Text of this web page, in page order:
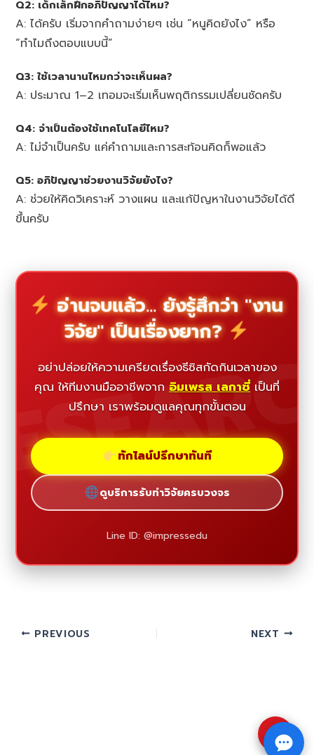
Q2: เด็กเล็กฝึกอภิปัญญาได้ไหม?
A: ได้ครับ เริ่มจากคำถามง่ายๆ เช่น “หนูคิดยังไง” หรือ
“ทำไมถึงตอบแบบนี้”
Q3: ใช้เวลานานไหมกว่าจะเห็นผล?
A: ประมาณ 1–2 เทอมจะเริ่มเห็นพฤติกรรมเปลี่ยนชัดครับ
Q4: จำเป็นต้องใช้เทคโนโลยีไหม?
A: ไม่จำเป็นครับ แค่คำถามและการสะท้อนคิดก็พอแล้ว
Q5: อภิปัญญาช่วยงานวิจัยยังไง?
A: ช่วยให้คิดวิเคราะห์ วางแผน และแก้ปัญหาในงานวิจัยได้ดี
ขึ้นครับ
อ่านจบแล้ว... ยังรู้สึกว่า "งาน
วิจัย" เป็นเรื่องยาก?
อย่าปล่อยให้ความเครียดเรื่องธีซิสกัดกินเวลาของ
คุณ ให้ทีมงานมืออาชีพจาก อิมเพรส เลกาซี่ เป็นที่
ปรึกษา เราพร้อมดูแลคุณทุกขั้นตอน
ทักไลน์ปรึกษาทันที
ดูบริการรับทำวิจัยครบวงจร
Line ID: @impressedu
PREVIOUS NEXT
⇧